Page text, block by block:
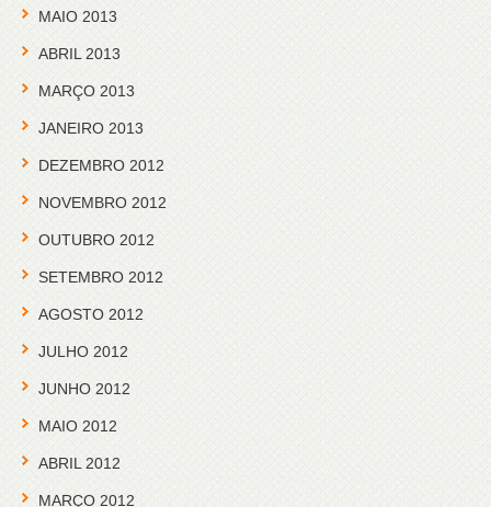
MAIO 2013
ABRIL 2013
MARÇO 2013
JANEIRO 2013
DEZEMBRO 2012
NOVEMBRO 2012
OUTUBRO 2012
SETEMBRO 2012
AGOSTO 2012
JULHO 2012
JUNHO 2012
MAIO 2012
ABRIL 2012
MARÇO 2012